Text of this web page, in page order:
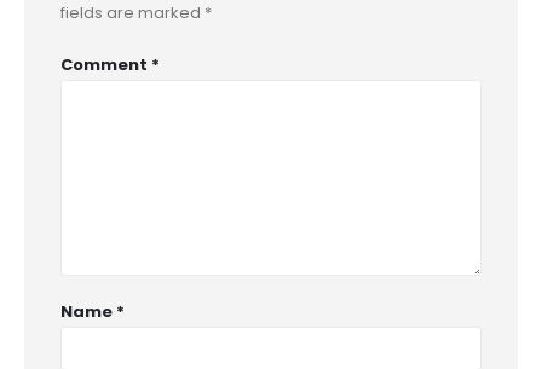
fields are marked *
Comment *
Name *